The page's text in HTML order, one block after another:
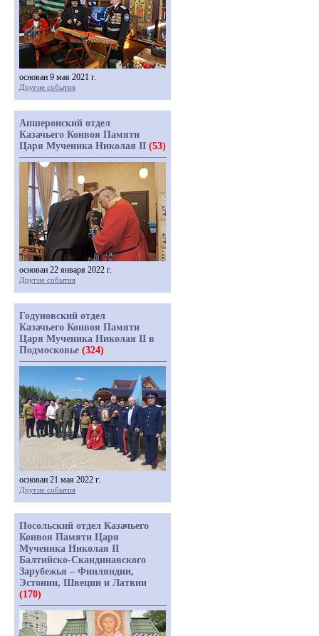
основан 9 мая 2021 г.
Другие события
Апшеронский отдел
Казачьего Конвоя Памяти
Царя Мученика Николая II (53)
основан 22 января 2022 г.
Другие события
Годуновский отдел
Казачьего Конвоя Памяти
Царя Мученика Николая II в
Подмосковье (324)
основан 21 мая 2022 г.
Другие события
Посольский отдел Казачьего
Конвоя Памяти Царя
Мученика Николая II
Балтийско-Скандинавского
Зарубежья – Финляндии,
Эстонии, Швеции и Латвии
(170)